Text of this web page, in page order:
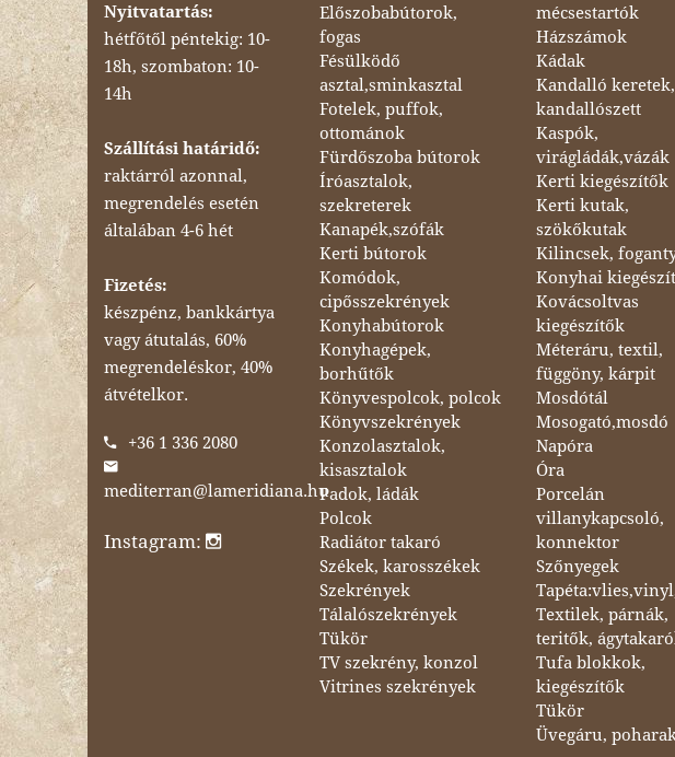
Nyitvatartás:
hétfőtől péntekig: 10-
18h, szombaton: 10-
14h
Szállítási határidő:
raktárról azonnal,
megrendelés esetén
általában 4-6 hét
Fizetés:
készpénz, bankkártya
vagy átutalás, 60%
megrendeléskor, 40%
átvételkor.
+36 1 336 2080
mediterran@lameridiana.hu
Instagram:
Előszobabútorok,
fogas
Fésülködő
asztal,sminkasztal
Fotelek, puffok,
ottománok
Fürdőszoba bútorok
Íróasztalok,
szekreterek
Kanapék,szófák
Kerti bútorok
Komódok,
cipősszekrények
Konyhabútorok
Konyhagépek,
borhűtők
Könyvespolcok, polcok
Könyvszekrények
Konzolasztalok,
kisasztalok
Padok, ládák
Polcok
Radiátor takaró
Székek, karosszékek
Szekrények
Tálalószekrények
Tükör
TV szekrény, konzol
Vitrines szekrények
mécsestartók
Házszámok
Kádak
Kandalló keretek,
kandallószett
Kaspók,
virágládák,vázák
Kerti kiegészítők
Kerti kutak,
szökőkutak
Kilincsek,
Konyhai
Kovácsoltvas
kiegészítők
Méteráru, textil,
függöny, kárpit
Mosdótál
Mosogató,mosdó
Napóra
Óra
Porcelán
villanykapcsoló,
konnektor
Szőnyegek
Textilek, párnák,
teritők,
Tufa blokkok,
kiegészítők
Tükör
Üvegáru,